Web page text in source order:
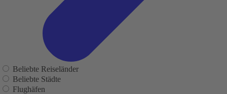
Beliebte Reiseländer
Beliebte Städte
Flughäfen